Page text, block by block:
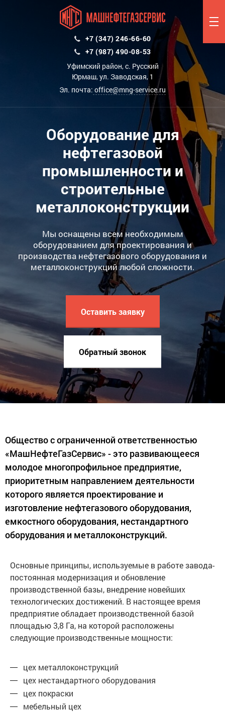
+7 (347) 246-66-60
+7 (987) 490-08-53
Уфимский район, с. Русский
Юрмаш, ул. Заводская, 1
Эл. почта: office@mng-service.ru
Оборудование для
нефтегазовой
промышленности и
строительные
металлоконструкции
Мы оснащены всем необходимым
оборудованием для проектирования и
производства нефтегазового оборудования и
металлоконструкций любой сложности.
Оставить заявку
Обратный звонок
Общество с ограниченной ответственностью
«МашНефтеГазСервис» - это развивающееся
молодое многопрофильное предприятие,
приоритетным направлением деятельности
которого является проектирование и
изготовление нефтегазового оборудования,
емкостного оборудования, нестандартного
оборудования и металлоконструкций.
Основные принципы, используемые в работе завода-
постоянная модернизация и обновление
производственной базы, внедрение новейших
технологических достижений. В настоящее время
предприятие обладает производственной базой
площадью 3,8 Га, на которой расположены
следующие производственные мощности:
цех металлоконструкций
цех нестандартного оборудования
цех покраски
мебельный цех